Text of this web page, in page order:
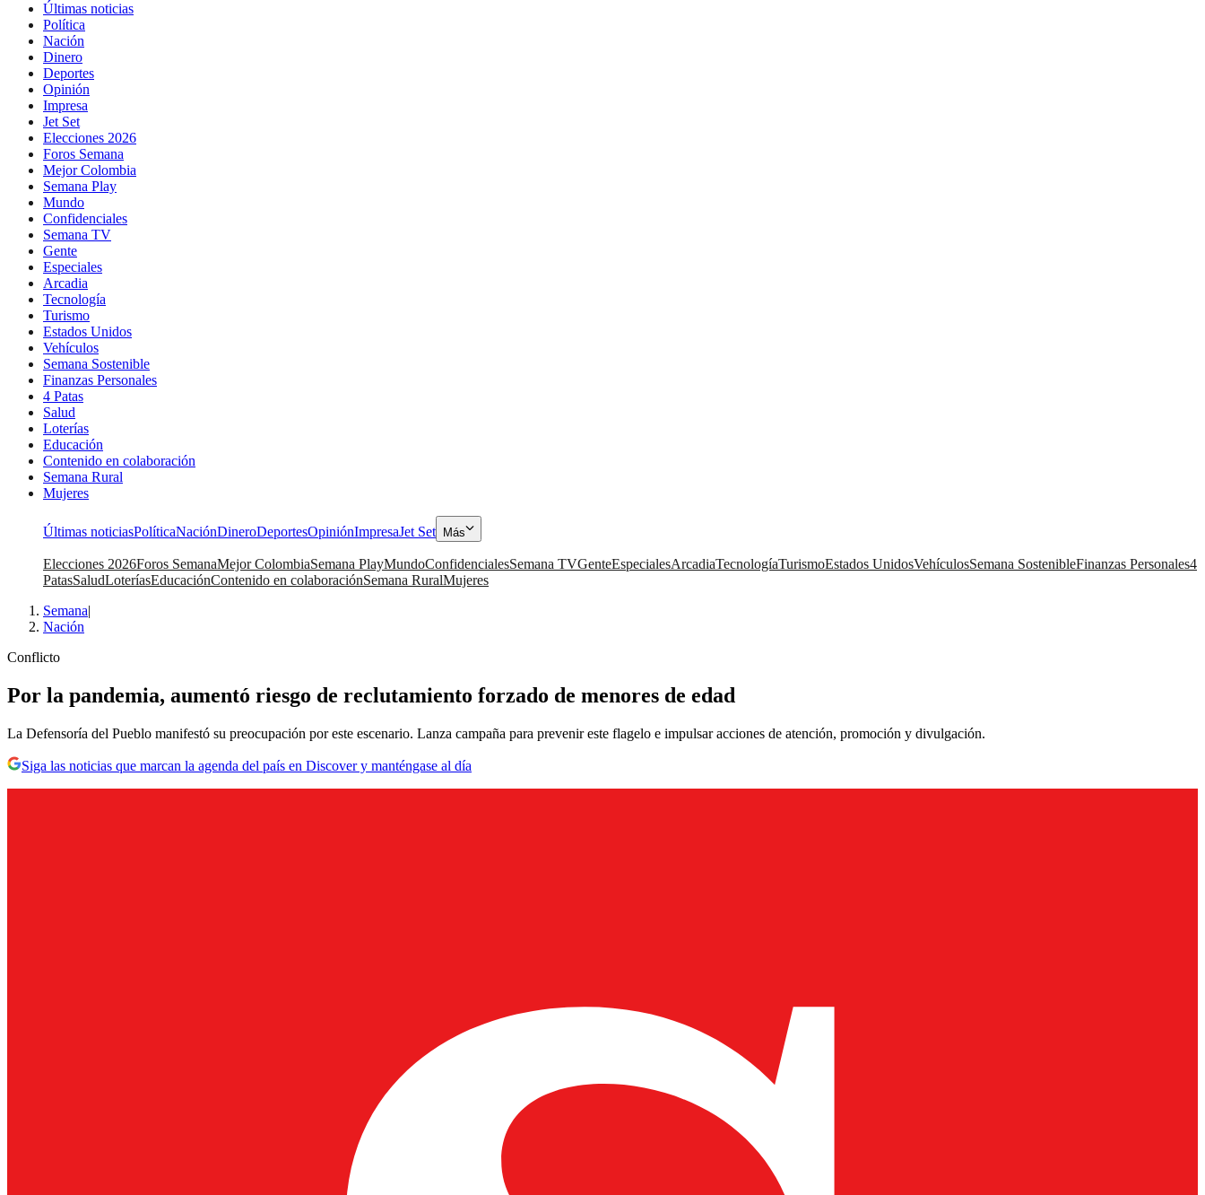
Últimas noticias
Política
Nación
Dinero
Deportes
Opinión
Impresa
Jet Set
Elecciones 2026
Foros Semana
Mejor Colombia
Semana Play
Mundo
Confidenciales
Semana TV
Gente
Especiales
Arcadia
Tecnología
Turismo
Estados Unidos
Vehículos
Semana Sostenible
Finanzas Personales
4 Patas
Salud
Loterías
Educación
Contenido en colaboración
Semana Rural
Mujeres
Últimas noticiasPolíticaNaciónDineroDeportesOpiniónImpresaJet Set Más
Elecciones 2026Foros SemanaMejor ColombiaSemana PlayMundoConfidencialesSemana TVGenteEspecialesArcadiaTecnologíaTurismoEstados UnidosVehículosSemana SostenibleFinanzas Personales4
PatasSaludLoteríasEducaciónContenido en colaboraciónSemana RuralMujeres
Semana|
Nación
Conflicto
Por la pandemia, aumentó riesgo de reclutamiento forzado de menores de edad
La Defensoría del Pueblo manifestó su preocupación por este escenario. Lanza campaña para prevenir este flagelo e impulsar acciones de atención, promoción y divulgación.
Siga las noticias que marcan la agenda del país en Discover y manténgase al día